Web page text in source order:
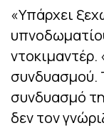
«Υπάρχει
ντοκιμαντέρ.
συνδυασμού.
συνδυασμό
δεν τον